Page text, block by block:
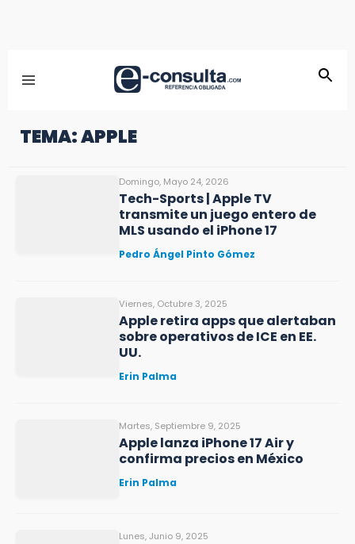
TEMA: APPLE
Domingo, Mayo 24, 2026
Tech-Sports | Apple TV
transmite un juego entero de
MLS usando el iPhone 17
Pedro Ángel Pinto Gómez
Viernes, Octubre 3, 2025
Apple retira apps que alertaban
sobre operativos de ICE en EE.
UU.
Erin Palma
Martes, Septiembre 9, 2025
Apple lanza iPhone 17 Air y
confirma precios en México
Erin Palma
Lunes, Junio 9, 2025